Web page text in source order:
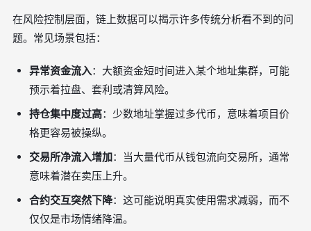
在风险控制层面，链上数据可以揭示许多传统分析看不到的问
题。常见场景包括：
异常资金流入：大额资金短时间进入某个地址集群，可能
预示着拉盘、套利或清算风险。
持仓集中度过高：少数地址掌握过多代币，意味着项目价
格更容易被操纵。
交易所净流入增加：当大量代币从钱包流向交易所，通常
意味着潜在卖压上升。
合约交互突然下降：这可能说明真实使用需求减弱，而不
仅仅是市场情绪降温。